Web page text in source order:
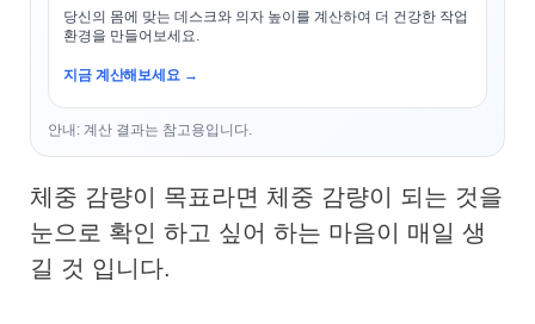
당신의 몸에 맞는 데스크와 의자 높이를 계산하여 더 건강한 작업
환경을 만들어보세요.
지금 계산해보세요 →
안내: 계산 결과는 참고용입니다.
체중 감량이 목표라면 체중 감량이 되는 것을
눈으로 확인 하고 싶어 하는 마음이 매일 생
길 것 입니다.